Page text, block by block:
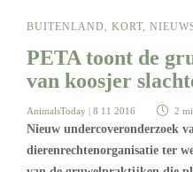
BUITENLAND, KORT,
PETA toont de
van koosjer
AnimalsToday | 8 11 2016 2
Nieuw undercoveronderzoek
dierenrechtenorganisatie ter